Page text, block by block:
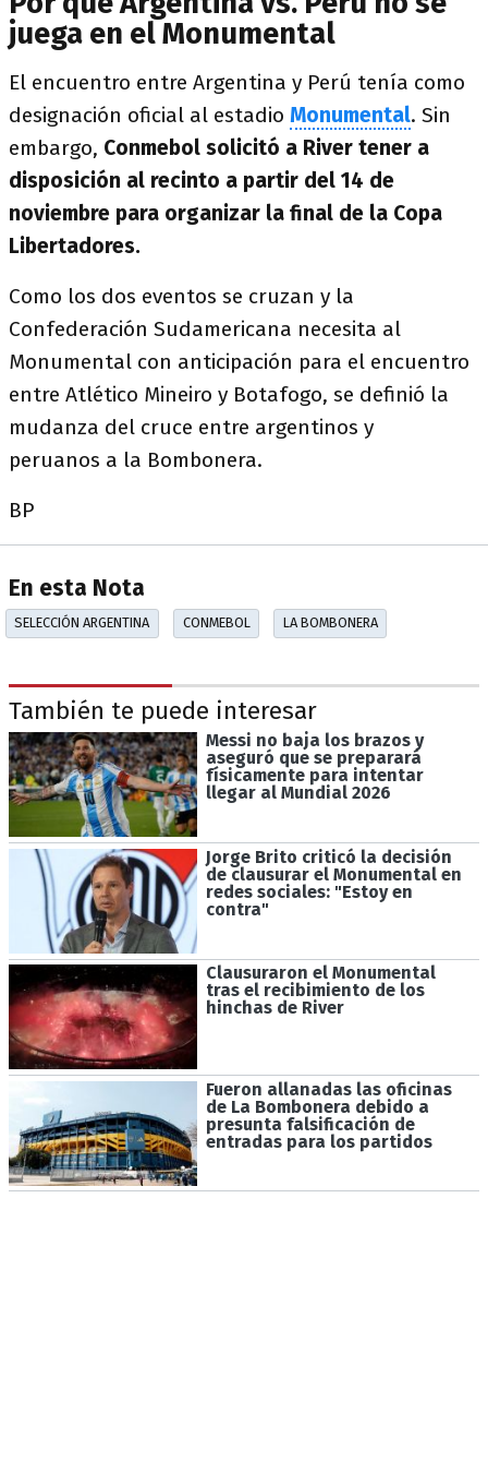
juega en el Monumental
El encuentro entre Argentina y Perú tenía como
designación oficial al estadio Monumental. Sin
embargo, Conmebol solicitó a River tener a
disposición al recinto a partir del 14 de
noviembre para organizar la final de la Copa
Libertadores.
Como los dos eventos se cruzan y la
Confederación Sudamericana necesita al
Monumental con anticipación para el encuentro
entre Atlético Mineiro y Botafogo, se definió la
mudanza del cruce entre argentinos y
peruanos a la Bombonera.
BP
En esta Nota
SELECCIÓN ARGENTINA CONMEBOL LA BOMBONERA
También te puede interesar
Messi no baja los brazos y
aseguró que se preparará
físicamente para intentar
llegar al Mundial 2026
Jorge Brito criticó la decisión
de clausurar el Monumental en
redes sociales: "Estoy en
contra"
Clausuraron el Monumental
tras el recibimiento de los
hinchas de River
Fueron allanadas las oficinas
de La Bombonera debido a
presunta falsificación de
entradas para los partidos